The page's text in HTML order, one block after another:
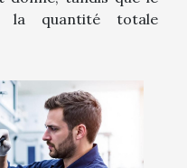
la quantité totale